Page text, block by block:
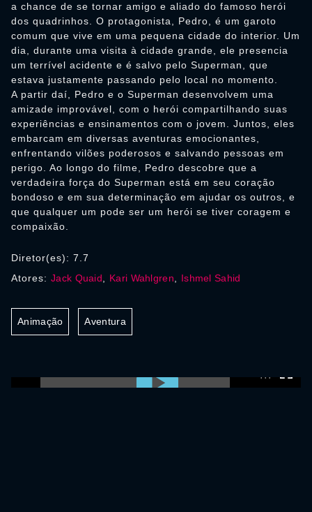
a chance de se tornar amigo e aliado do famoso herói
dos quadrinhos. O protagonista, Pedro, é um garoto
comum que vive em uma pequena cidade do interior. Um
dia, durante uma visita à cidade grande, ele presencia
um terrível acidente e é salvo pelo Superman, que
estava justamente passando pelo local no momento.
A partir daí, Pedro e o Superman desenvolvem uma
amizade improvável, com o herói compartilhando suas
experiências e ensinamentos com o jovem. Juntos, eles
embarcam em diversas aventuras emocionantes,
enfrentando vilões poderosos e salvando pessoas em
perigo. Ao longo do filme, Pedro descobre que a
verdadeira força do Superman está em seu coração
bondoso e em sua determinação em ajudar os outros, e
que qualquer um pode ser um herói se tiver coragem e
compaixão.
Diretor(es): 7.7
Atores: Jack Quaid Kari Wahlgren Ishmel Sahid
Animação Aventura